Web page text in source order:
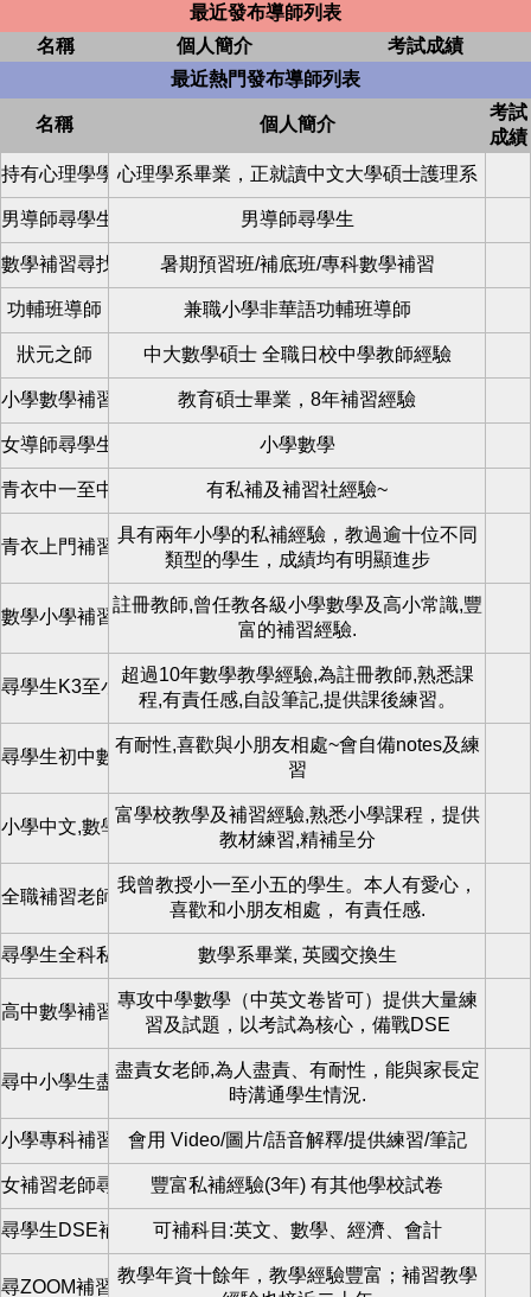
最近發布導師列表
名稱
個人簡介
考試成績
最近熱門發布導師列表
名稱 個人簡介
考試
成績
持有心理學學士學位,6年經驗
心理學系畢業，正就讀中文大學碩士護理系
男導師尋學生 男導師尋學生
數學補習尋找小學至中學生暑期預習班/補底班/專科數學補習
功輔班導師 兼職小學非華語功輔班導師
狀元之師 中大數學碩士 全職日校中學教師經驗
小學數學補習 教育碩士畢業，8年補習經驗
女導師尋學生 小學數學
青衣中一至中三數學私補有私補及補習社經驗~
青衣上門補習
具有兩年小學的私補經驗，教過逾十位不同
類型的學生，成績均有明顯進步
數學小學補習
註冊教師,曾任教各級小學數學及高小常識,豐
富的補習經驗.
尋學生K3至小六數學專科補習
超過10年數學教學經驗,為註冊教師,熟悉課
程,有責任感,自設筆記,提供課後練習。
尋學生初中數學補習
有耐性,喜歡與小朋友相處~會自備notes及練
習
小學中文,數學科女教師,zoom 網上授課(1對1)
富學校教學及補習經驗,熟悉小學課程，提供
教材練習,精補呈分
全職補習老師尋學生
我曾教授小一至小五的學生。本人有愛心，
喜歡和小朋友相處， 有責任感.
尋學生全科私補男導師 數學系畢業, 英國交換生
高中數學補習
專攻中學數學（中英文卷皆可）提供大量練
習及試題，以考試為核心，備戰DSE
尋中小學生盡責女老師
盡責女老師,為人盡責、有耐性，能與家長定
時溝通學生情況.
小學專科補習 會用 Video/圖片/語音解釋/提供練習/筆記
女補習老師尋學生zoom/live豐富私補經驗(3年) 有其他學校試卷
尋學生DSE補習 可補科目:英文、數學、經濟、會計
尋ZOOM補習小學生
教學年資十餘年，教學經驗豐富；補習教學